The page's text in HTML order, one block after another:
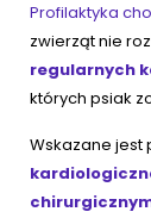
Profilaktyka
zwierząt nie
regularnych
których psiak
Wskazane